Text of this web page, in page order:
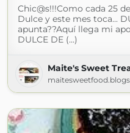
Chic@s!!!Como cada 25
Dulce y este mes toca...
apunta??Aquí llega mi
DULCE DE (...)
Maite's Sweet